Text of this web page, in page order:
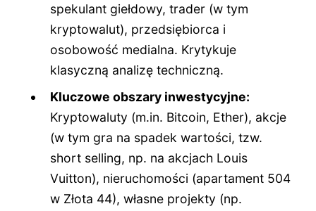
spekulant giełdowy, trader (w tym
kryptowalut), przedsiębiorca i
osobowość medialna. Krytykuje
klasyczną analizę techniczną.
Kluczowe obszary inwestycyjne:
Kryptowaluty (m.in. Bitcoin, Ether), akcje
(w tym gra na spadek wartości, tzw.
short selling, np. na akcjach Louis
Vuitton), nieruchomości (apartament 504
w Złota 44), własne projekty (np.